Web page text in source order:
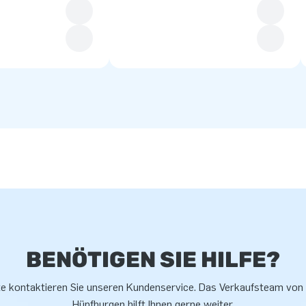
BENÖTIGEN SIE HILFE?
kontaktieren Sie unseren Kundenservice. Das Verkaufsteam